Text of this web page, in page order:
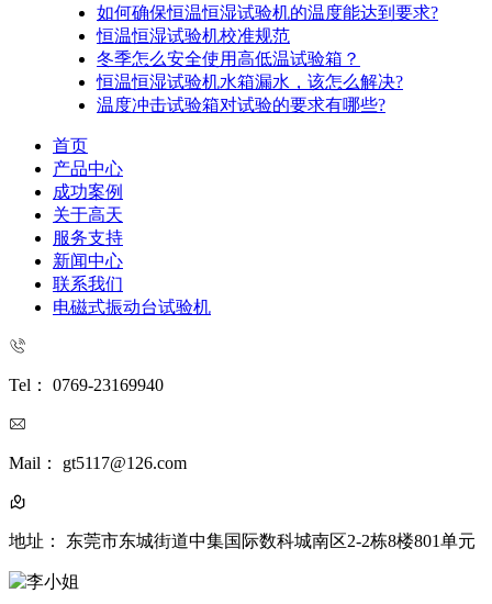
如何确保恒温恒湿试验机的温度能达到要求?
恒温恒湿试验机校准规范
冬季怎么安全使用高低温试验箱？
恒温恒湿试验机水箱漏水，该怎么解决?
温度冲击试验箱对试验的要求有哪些?
首页
产品中心
成功案例
关于高天
服务支持
新闻中心
联系我们
电磁式振动台试验机
Tel： 0769-23169940
Mail： gt5117@126.com
地址： 东莞市东城街道中集国际数科城南区2-2栋8楼801单元